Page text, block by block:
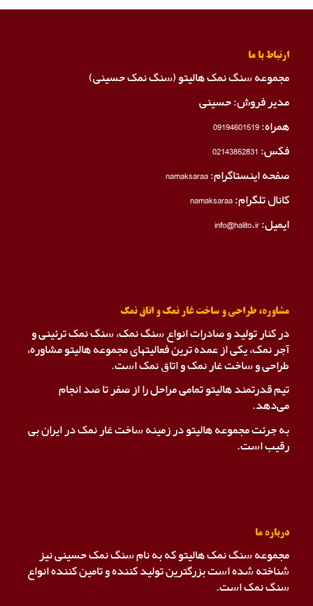
ارتباط با ما
مجموعه سنگ نمک هالیتو (سنگ نمک حسینی)
مدیر فروش: حسینی
همراه:09194601519
فکس:02143852831
صفحه اینستاگرام:namaksaraa
کانال تلگرام:namaksaraa
ایمیل: info@halito.ir
مشاوره، طراحی و ساخت غار نمک و اتاق نمک
در کنار تولید و صادرات انواع سنگ نمک، سنگ نمک ترئینی و
آجر نمک، یکی از عمده ترین فعالیتهای مجموعه هالیتو مشاوره،
طراحی و ساخت غار نمک و اتاق نمک است.
تیم قدرتمند هالیتو تمامی مراحل را از صفر تا صد انجام
می‌دهد.
به جرئت مجموعه هالیتو در زمینه ساخت غار نمک در ایران بی
رقیب است.
درباره ما
مجموعه سنگ نمک هالیتو که به نام سنگ نمک حسینی نیز
شناخته شده است بزرگترین تولید کننده و تامین کننده انواع
سنگ نمک است.